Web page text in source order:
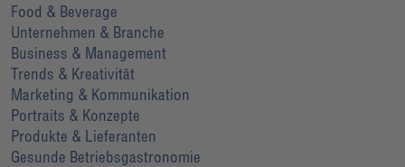
Food & Beverage
Unternehmen & Branche
Business & Management
Trends & Kreativität
Marketing & Kommunikation
Portraits & Konzepte
Produkte & Lieferanten
Gesunde Betriebsgastronomie